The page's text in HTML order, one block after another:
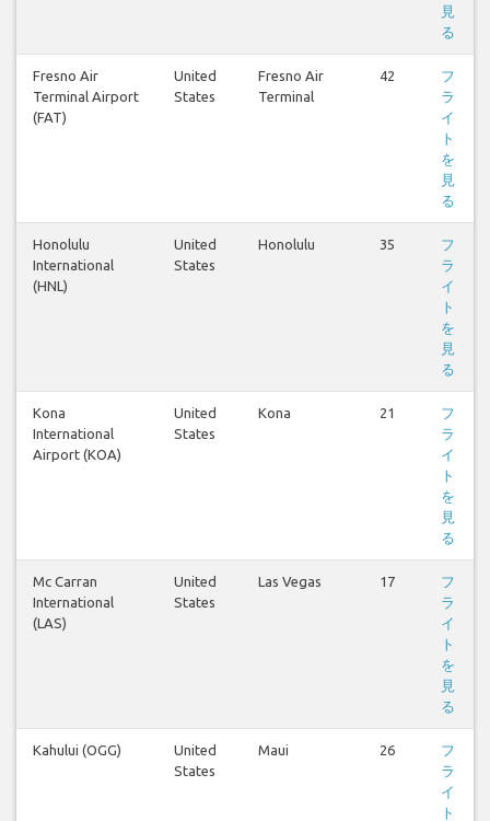
見
る
Fresno Air
Terminal Airport
(FAT)
United
States
Fresno Air
Terminal
42
フ
ラ
イ
ト
を
見
る
Honolulu
International
(HNL)
United
States
Honolulu 35
フ
ラ
イ
ト
を
見
る
Kona
International
Airport (KOA)
United
States
Kona 21
フ
ラ
イ
ト
を
見
る
Mc Carran
International
(LAS)
United
States
Las Vegas 17
フ
ラ
イ
ト
を
見
る
Kahului (OGG)
United
States
Maui 26
フ
ラ
イ
ト